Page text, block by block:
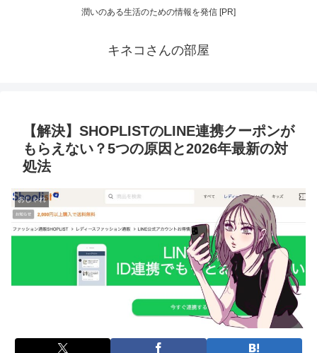
潤いのある生活のための情報を発信 [PR]
キネコさんの部屋
【解決】SHOPLISTのLINE連携クーポンが
もらえない？5つの原因と2026年最新の対
処法
おしゃれ